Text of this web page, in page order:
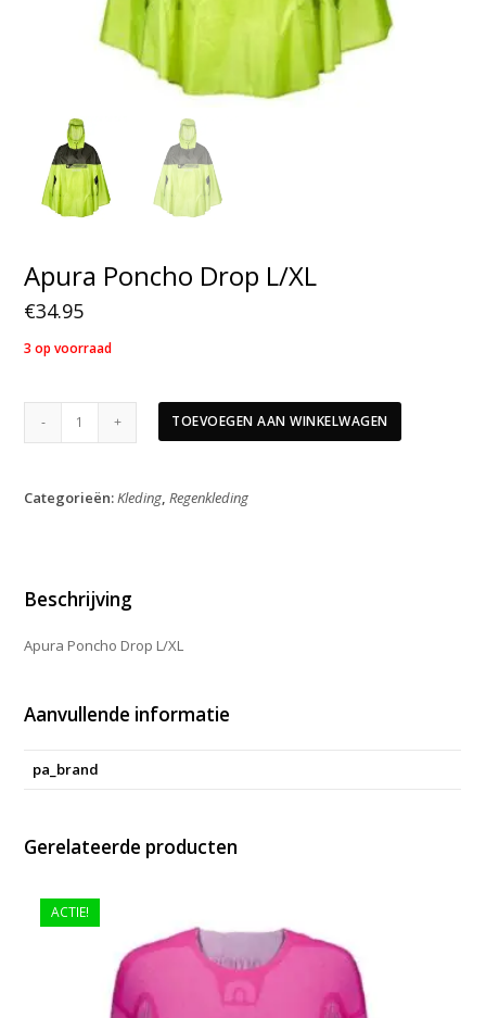
Apura Poncho Drop L/XL
€34.95
3 op voorraad
Apura
aantal
TOEVOEGEN AAN WINKELWAGEN
Categorieën:Kleding,Regenkleding
Beschrijving
Apura Poncho Drop L/XL
Aanvullende informatie
pa_brand
Gerelateerde producten
ACTIE!